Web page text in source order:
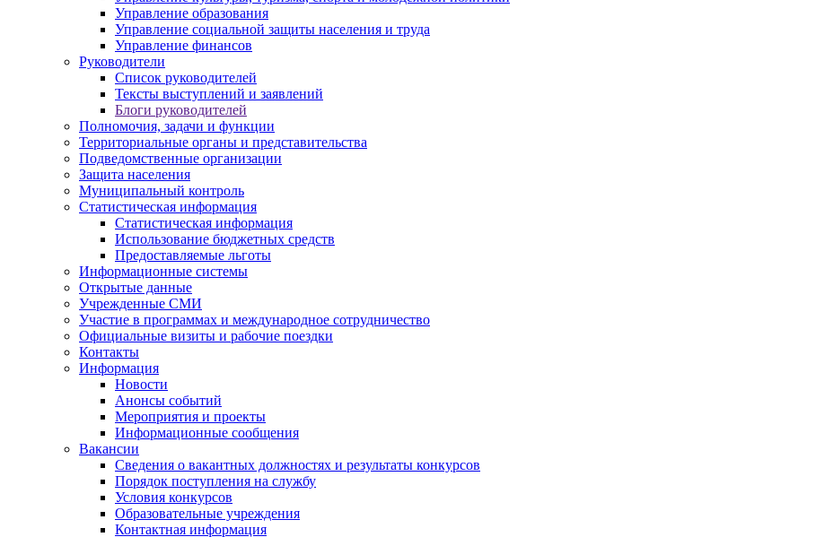
Управление образования
Управление социальной защиты населения и труда
Управление финансов
Руководители
Список руководителей
Тексты выступлений и заявлений
Блоги руководителей
Полномочия, задачи и функции
Территориальные органы и представительства
Подведомственные организации
Защита населения
Муниципальный контроль
Статистическая информация
Статистическая информация
Использование бюджетных средств
Предоставляемые льготы
Информационные системы
Открытые данные
Учрежденные СМИ
Участие в программах и международное сотрудничество
Официальные визиты и рабочие поездки
Контакты
Информация
Новости
Анонсы событий
Мероприятия и проекты
Информационные сообщения
Вакансии
Сведения о вакантных должностях и результаты конкурсов
Порядок поступления на службу
Условия конкурсов
Образовательные учреждения
Контактная информация